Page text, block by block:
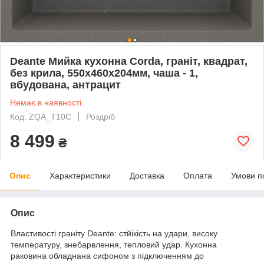
Deante Мийка кухонна Corda, граніт, квадрат,
без крила, 550х460х204мм, чаша - 1,
вбудована, антрацит
Немає в наявності
Код: ZQA_T10C
Роздріб
8 499 ₴
Опис Характеристики Доставка Оплата Умови
Опис
Властивості граніту Deante: стйікість на удари, високу
температуру, знебарвлення, тепловий удар. Кухонна
раковина обладнана сифоном з підключенням до